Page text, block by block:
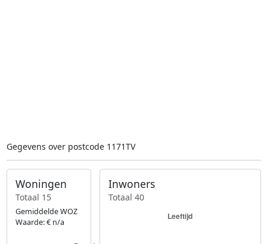
Gegevens over postcode 1171TV
Woningen
Totaal 15
Gemiddelde WOZ
Waarde: € n/a
Inwoners
Totaal 40